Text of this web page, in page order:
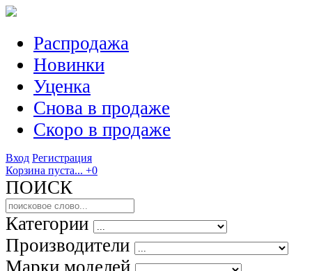
Распродажа
Новинки
Уценка
Снова в продаже
Скоро в продаже
Вход Регистрация
Корзина пуста... +0
ПОИСК
Категории
Производители
Марки моделей